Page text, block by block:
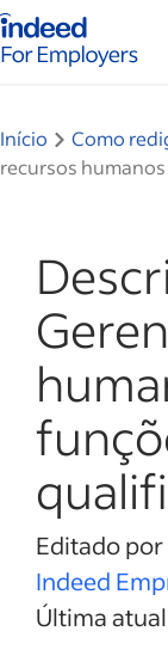
inicial do
Início Como
recursos humanos
Editado por
Indeed
Última